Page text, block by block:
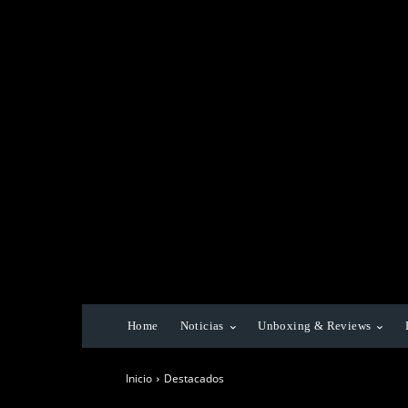
Home Noticias Unboxing & Reviews
Inicio Destacados